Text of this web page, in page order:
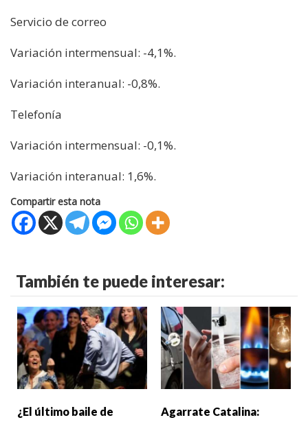
Servicio de correo
Variación intermensual: -4,1%.
Variación interanual: -0,8%.
Telefonía
Variación intermensual: -0,1%.
Variación interanual: 1,6%.
Compartir esta nota
También te puede interesar:
¿El último baile de
Agarrate Catalina: